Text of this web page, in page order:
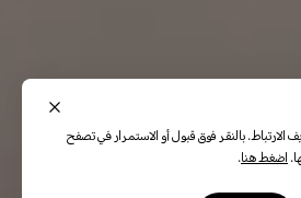
بالنقر فوق قبول أو الاستمرار في تصفح
اضغط هنا.